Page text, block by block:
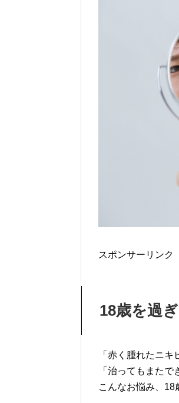
スポンサーリンク
18歳を過
「赤く腫れたニ
「治ってもまた
こんなお悩み、18